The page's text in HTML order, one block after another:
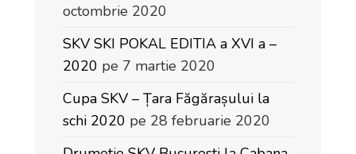
octombrie 2020
SKV SKI POKAL EDITIA a XVI a –
2020 pe 7 martie 2020
Cupa SKV – Țara Făgărașului la
schi 2020 pe 28 februarie 2020